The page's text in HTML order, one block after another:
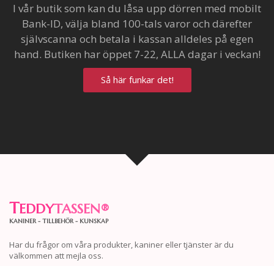
I vår butik som kan du låsa upp dörren med mobilt
Bank-ID, välja bland 100-tals varor och därefter
självscanna och betala i kassan alldeles på egen
hand. Butiken har öppet 7-22, ALLA dagar i veckan!
Så här funkar det!
TEDDYTASSEN®
KANINER - TILLBEHÖR - KUNSKAP
Har du frågor om våra produkter, kaniner eller tjänster är du
välkommen att mejla oss.